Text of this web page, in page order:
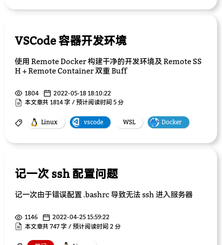
VSCode 容器开发环境
使用 Remote Docker 构建干净的开发环境及 Remote SS
H + Remote Container 双重 Buff
1804
2022-05-18 18:10:22
本文章共 1814 字 / 预计阅读时间 5 分
Linux vscode WSL Docker
记一次 ssh 配置问题
记一次由于错误配置 .bashrc 导致无法 ssh 进入服务器
1146
2022-04-25 15:59:22
本文章共 747 字 / 预计阅读时间 2 分